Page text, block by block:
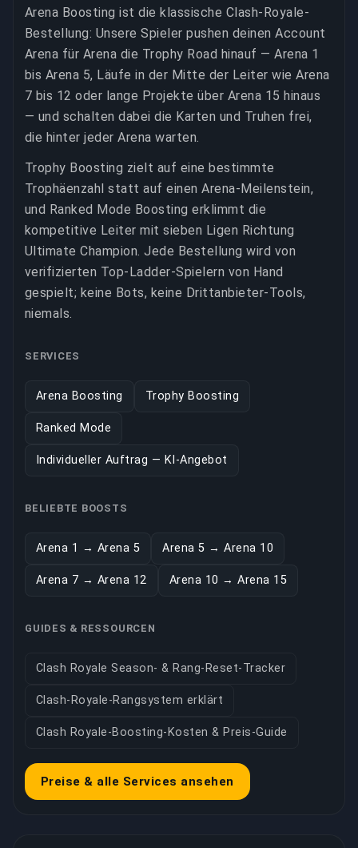
Arena Boosting ist die klassische Clash-Royale-
Bestellung: Unsere Spieler pushen deinen Account
Arena für Arena die Trophy Road hinauf — Arena 1
bis Arena 5, Läufe in der Mitte der Leiter wie Arena
7 bis 12 oder lange Projekte über Arena 15 hinaus
— und schalten dabei die Karten und Truhen frei,
die hinter jeder Arena warten.
Trophy Boosting zielt auf eine bestimmte
Trophäenzahl statt auf einen Arena-Meilenstein,
und Ranked Mode Boosting erklimmt die
kompetitive Leiter mit sieben Ligen Richtung
Ultimate Champion. Jede Bestellung wird von
verifizierten Top-Ladder-Spielern von Hand
gespielt; keine Bots, keine Drittanbieter-Tools,
niemals.
SERVICES
Arena Boosting Trophy Boosting
Ranked Mode
Individueller Auftrag — KI-Angebot
BELIEBTE BOOSTS
Arena 1 → Arena 5 Arena 5 → Arena 10
Arena 7 → Arena 12 Arena 10 → Arena 15
GUIDES & RESSOURCEN
Clash Royale Season- & Rang-Reset-Tracker
Clash-Royale-Rangsystem erklärt
Clash Royale-Boosting-Kosten & Preis-Guide
Preise & alle Services ansehen